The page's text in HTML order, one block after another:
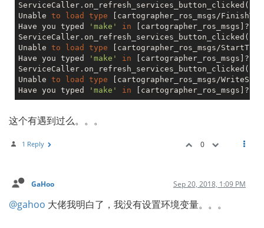
Unable to load type [cartographer_ros_msgs/
Have you typed
'make' in [cartographer_ros_msgs]?
Unable to load type [cartographer_ros_msgs/
Have you typed
'make' in [cartographer_ros_msgs]?
Unable to load type [cartographer_ros_msgs/
Have you typed
'make' in
这个有遇到过么。。。
1 Reply 0
GaHoo Sep 20, 2018, 1:09 PM
@gahoo 大佬我明白了，我没有设置环境变量。。。